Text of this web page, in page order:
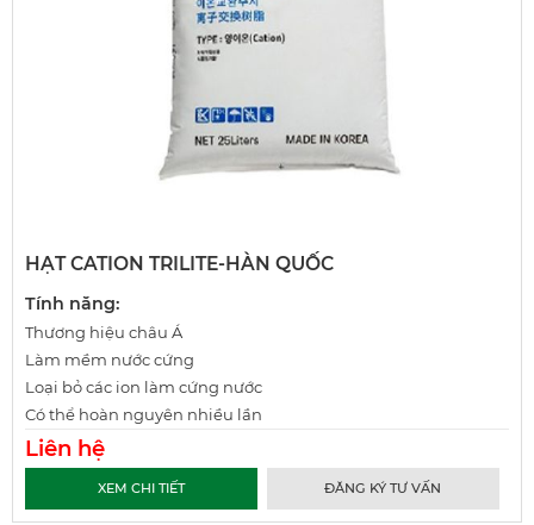
HẠT CATION TRILITE-HÀN QUỐC
Tính năng:
Thương hiệu châu Á
Làm mềm nước cứng
Loại bỏ các ion làm cứng nước
Có thể hoàn nguyên nhiều lần
Liên hệ
XEM CHI TIẾT ĐĂNG KÝ TƯ VẤN